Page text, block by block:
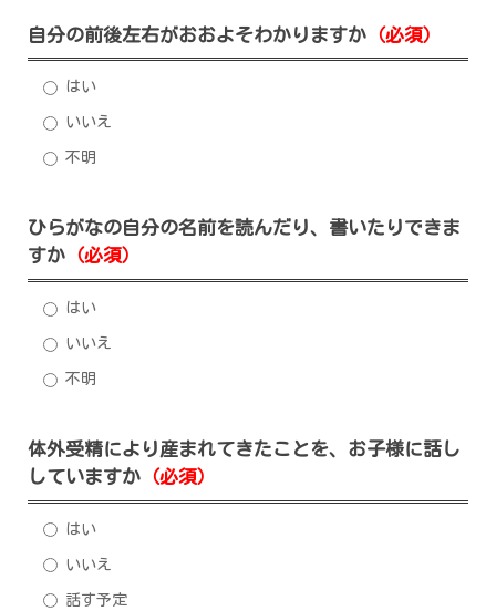
自分の前後左右がおおよそわかりますか （必須）
はい
いいえ
不明
ひらがなの自分の名前を読んだり、書いたりできま
すか （必須）
はい
いいえ
不明
体外受精により産まれてきたことを、お子様に話し
していますか （必須）
はい
いいえ
話す予定